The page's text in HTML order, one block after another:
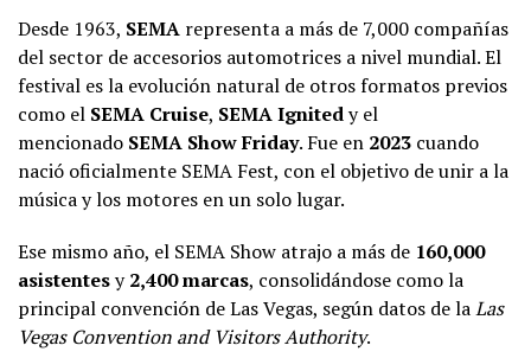
Desde 1963, SEMA representa a más de 7,000 compañías
del sector de accesorios automotrices a nivel mundial. El
festival es la evolución natural de otros formatos previos
como el SEMA Cruise, SEMA Ignitedy el
mencionado SEMA Show Friday. Fue en 2023 cuando
nació oficialmente SEMA Fest, con el objetivo de unir a la
música y los motores en un solo lugar.
Ese mismo año, el SEMA Show atrajo a más de 160,000
asistentesy2,400 marcas, consolidándose como la
principal convención de Las Vegas, según datos de laLas
Vegas Convention and Visitors Authority.